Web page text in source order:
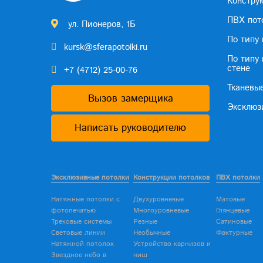
ул. Пионеров, 1Б
kursk@sferapotolki.ru
+7 (4712) 25-00-76
Вызов замерщика
Написать руководителю
ПВХ
По
По типу
стене
Эксклюзивные потолки
Натяжные потолки с
фотопечатью
Трековые системы
Световые линии
Натяжной потолок
Звездное небо в
Конструкции потолков
Двухуровневые
Многоуровневые
Резные
Необычные
Устройство карнизов и
ниш
ПВХ потолки
Матовые
Глянцевые
Сатиновые
Фактурные